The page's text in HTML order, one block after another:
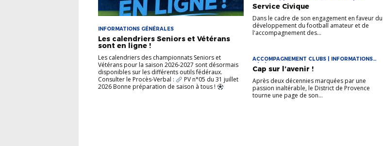
INFORMATIONS GÉNÉRALES
Les calendriers Seniors et Vétérans
sont en ligne !
Les calendriers des championnats Seniors et
Vétérans pour la saison 2026-2027 sont désormais
disponibles sur les différents outils fédéraux.
Consulter le Procès-Verbal :
PV n°05 du 31 juillet
2026 Bonne préparation de saison à tous !
DIVERSIFIÉ | FORMATIONS ARBITRES |
FORMATIONS CLUBS | FORMATIONS DE CADRES |
INFORMATIONS GÉNÉRALES
Service Civique
Dans le cadre de son engagement en faveur du
développement du football amateur et de
l'accompagnement des...
ACCOMPAGNEMENT CLUBS | INFORMATIONS
GÉNÉRALES
Cap sur l’avenir !
Après deux décennies marquées par une
passion inaltérable, le District de Provence
tourne une page de son...